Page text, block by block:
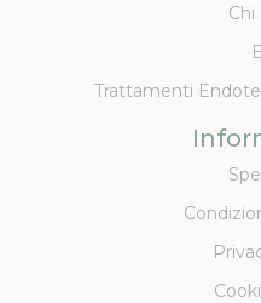
Chi
Trattamenti